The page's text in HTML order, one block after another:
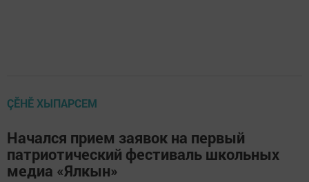
ÇӖНӖ ХЫПАРСЕМ
Начался прием заявок на первый
патриотический фестиваль школьных
медиа «Ялкын»